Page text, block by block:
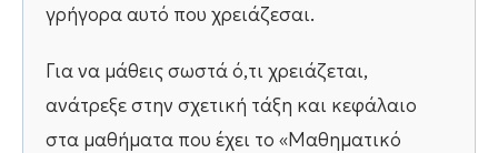
γρήγορα αυτό που χρειάζεσαι.
Για να μάθεις σωστά ό,τι χρειάζεται,
ανάτρεξε στην σχετική τάξη και κεφάλαιο
στα μαθήματα που έχει το «Μαθηματικό